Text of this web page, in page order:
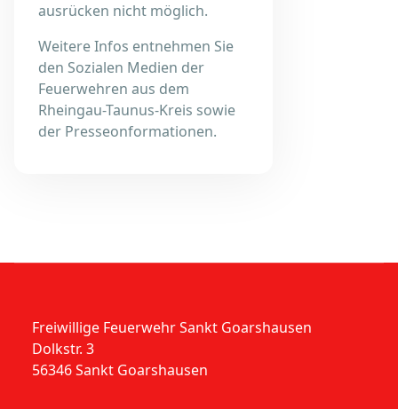
ausrücken nicht möglich.
Weitere Infos entnehmen Sie
den Sozialen Medien der
Feuerwehren aus dem
Rheingau-Taunus-Kreis sowie
der Presseonformationen.
Freiwillige Feuerwehr Sankt Goarshausen
Dolkstr. 3
56346 Sankt Goarshausen